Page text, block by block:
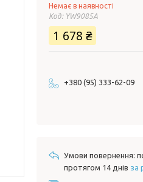
Немає в наявності
Код: YW9085A
1 678 ₴
+380 (95) 333-62-09
протягом 14 днів за